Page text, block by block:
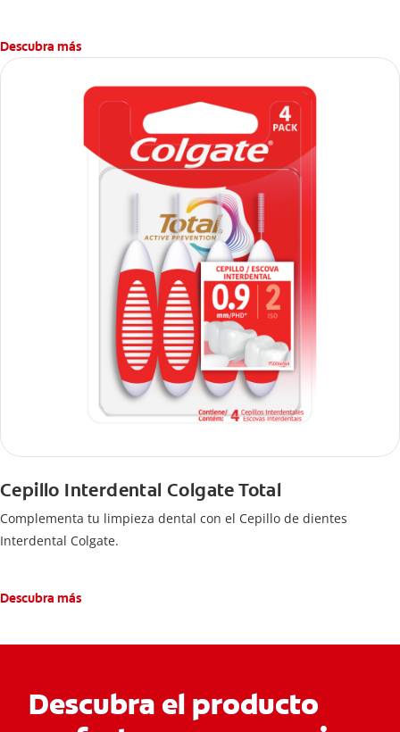
Descubra más
Cepillo Interdental Colgate Total
Complementa tu limpieza dental con el Cepillo de dientes
Interdental Colgate.
Descubra más
Descubra el producto